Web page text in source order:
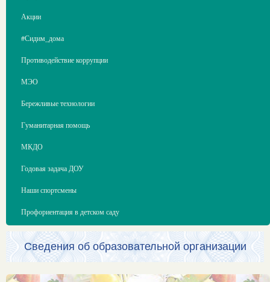
Акции
#Сидим_дома
Противодействие коррупции
МЭО
Бережливые технологии
Гуманитарная помощь
МКДО
Годовая задача ДОУ
Наши спортсмены
Профориентация в детском саду
Сведения об образовательной организации